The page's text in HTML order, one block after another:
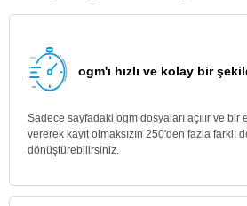
ogm'ı hızlı ve kolay bir
Sadece sayfadaki ogm dosyaları açılır ve bir
vererek kayıt olmaksızın 250'den fazla farklı
dönüştürebilirsiniz.